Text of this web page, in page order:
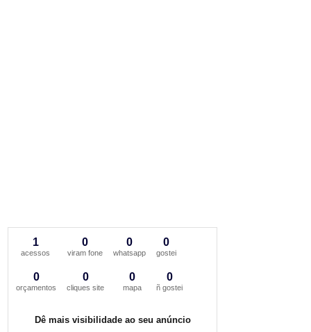
1
acessos
0
viram fone
0
whatsapp
0
gostei
0
orçamentos
0
cliques site
0
mapa
0
ñ gostei
Dê mais visibilidade ao seu anúncio